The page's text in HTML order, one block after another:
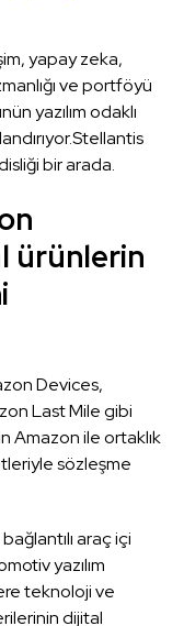
yapay zeka,
ve portföyü
yazılım odaklı
bir arada.
ürünlerin
Devices,
Last Mile gibi
Amazon ile ortaklık
sözleşme
araç içi
yazılım
teknoloji ve
dijital